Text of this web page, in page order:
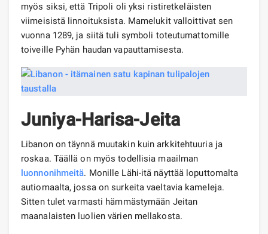
myös siksi, että Tripoli oli yksi ristiretkeläisten
viimeisistä linnoituksista. Mamelukit valloittivat sen
vuonna 1289, ja siitä tuli symboli toteutumattomille
toiveille Pyhän haudan vapauttamisesta.
Juniya-Harisa-Jeita
Libanon on täynnä muutakin kuin arkkitehtuuria ja
roskaa. Täällä on myös todellisia maailman
luonnonihmeitä. Monille Lähi-itä näyttää loputtomalta
autiomaalta, jossa on surkeita vaeltavia kameleja.
Sitten tulet varmasti hämmästymään Jeitan
maanalaisten luolien värien mellakosta.